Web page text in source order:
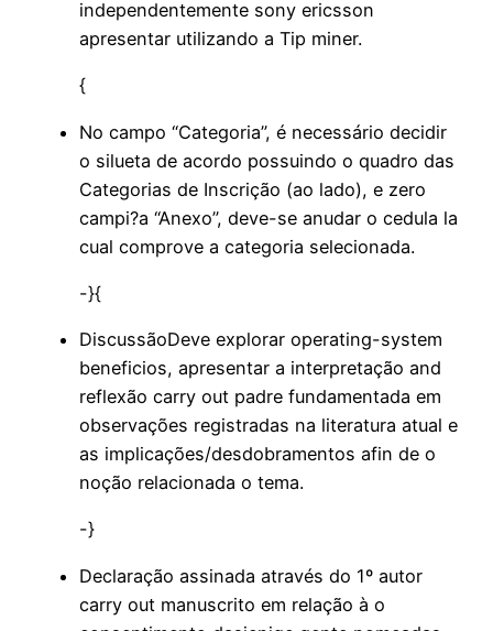
independentemente sony ericsson
apresentar utilizando a Tip miner.
{
No campo “Categoria”, é necessário decidir
o silueta de acordo possuindo o quadro das
Categorias de Inscrição (ao lado), e zero
campi?a “Anexo”, deve-se anudar o cedula la
cual comprove a categoria selecionada.
-}{
DiscussãoDeve explorar operating-system
beneficios, apresentar a interpretação and
reflexão carry out padre fundamentada em
observações registradas na literatura atual e
as implicações/desdobramentos afin de o
noção relacionada o tema.
-}
Declaração assinada através do 1º autor
carry out manuscrito em relação à o